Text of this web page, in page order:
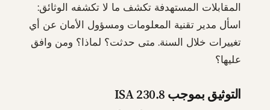
المقابلات المستهدفة تكشف ما لا تكشفه الوثائق:
اسأل مدير تقنية المعلومات ومسؤول الأمان عن أي
تغييرات خلال السنة. متى حدثت؟ لماذا؟ ومن وافق
عليها؟
التوثيق بموجب ISA 230.8